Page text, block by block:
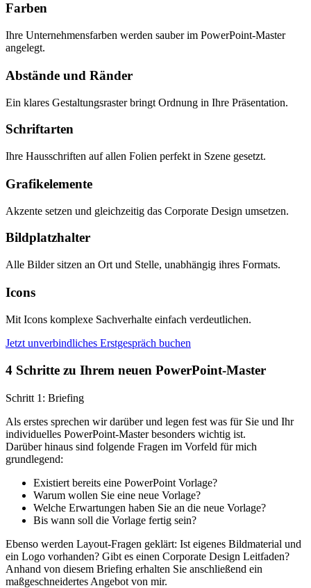
Farben
Ihre Unternehmensfarben werden sauber im PowerPoint-Master
angelegt.
Abstände und Ränder
Ein klares Gestaltungsraster bringt Ordnung in Ihre Präsentation.
Schriftarten
Ihre Hausschriften auf allen Folien perfekt in Szene gesetzt.
Grafikelemente
Akzente setzen und gleichzeitig das Corporate Design umsetzen.
Bildplatzhalter
Alle Bilder sitzen an Ort und Stelle, unabhängig ihres Formats.
Icons
Mit Icons komplexe Sachverhalte einfach verdeutlichen.
Jetzt unverbindliches Erstgespräch buchen
4 Schritte zu Ihrem neuen PowerPoint-Master
Schritt 1: Briefing
Als erstes sprechen wir darüber und legen fest was für Sie und Ihr
individuelles PowerPoint-Master besonders wichtig ist.
Darüber hinaus sind folgende Fragen im Vorfeld für mich
grundlegend:
Existiert bereits eine PowerPoint Vorlage?
Warum wollen Sie eine neue Vorlage?
Welche Erwartungen haben Sie an die neue Vorlage?
Bis wann soll die Vorlage fertig sein?
Ebenso werden Layout-Fragen geklärt: Ist eigenes Bildmaterial und
ein Logo vorhanden? Gibt es einen Corporate Design Leitfaden?
Anhand von diesem Briefing erhalten Sie anschließend ein
maßgeschneidertes Angebot von mir.